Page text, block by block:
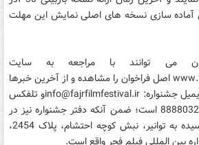
سازی نسخه های اصلی نمایش این مهلت
می توانند با مراجعه به سایت
جشنوارهwww.fajrfilmfestival.ir اصل فراخوان را مشاهده و از آخرین خبرها
مطلع شوند؛ علاوه بر این ایمیل جشنواره: info@fajrfilmfestival.irو تلفکس
جشنواره: 88797542 – 88880327 است؛ ضمن آنکه دفتر جشنواره نیز در
تهران، خیابان ولیعصر، نرسیده به توانیر، نبش کوچه احتشام، پلاک 2454،
بین المللی فیلم فجر واقع است.